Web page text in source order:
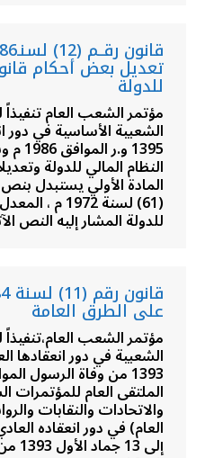
تعديل بعض أحكام
للدولة
مؤتمر الشعب العام
الشعبية الأساسية في دور
1395
النظام المالي للدولة
(61) لسنة 1972
للدولة المشار إليه النص
على الطرق العامة
مؤتمر الشعب
الملتقى العام للمؤتمرات
والاتحادات والنقابات